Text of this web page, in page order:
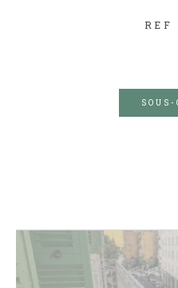
REF
SOUS-